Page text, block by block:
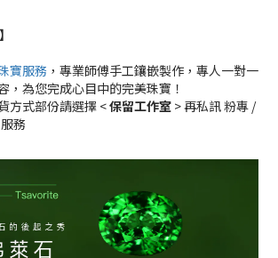
】
寶服務 ，專業師傅手工鑲嵌製作，專人一對一
，為您完成心目中的完美珠寶！
方式部份請選擇 <保留工作室 > 再私訊 粉專 /
務